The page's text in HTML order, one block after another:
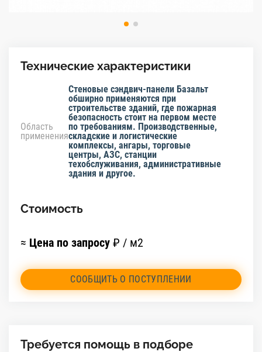
Технические характеристики
Область
применения
Стеновые сэндвич-панели Базальт
обширно применяются при
строительстве зданий, где пожарная
безопасность стоит на первом месте
по требованиям. Производственные,
складские и логистические
комплексы, ангары, торговые
центры, АЗС, станции
техобслуживания, административные
здания и другое.
Стоимость
≈ Цена по запросу ₽ / м2
СООБЩИТЬ О ПОСТУПЛЕНИИ
Требуется помощь в подборе